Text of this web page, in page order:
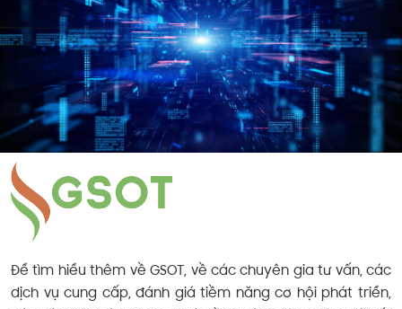
Để tìm hiểu thêm về GSOT, về các chuyên gia tư vấn, các
dịch vụ cung cấp, đánh giá tiềm năng cơ hội phát triển,